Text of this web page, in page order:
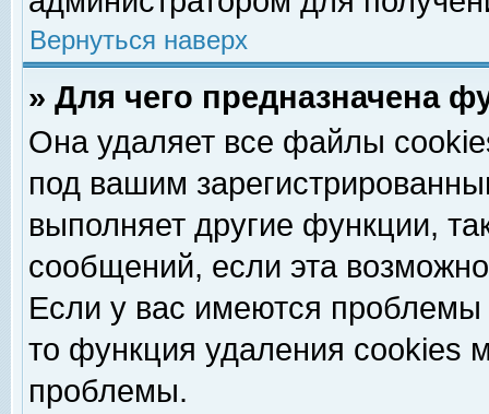
Вернуться наверх
» Для чего предназначена
Она удаляет все файлы
под вашим
выполняет другие функции,
сообщений, если эта
Если у вас имеются
то функция удаления cookies
проблемы.